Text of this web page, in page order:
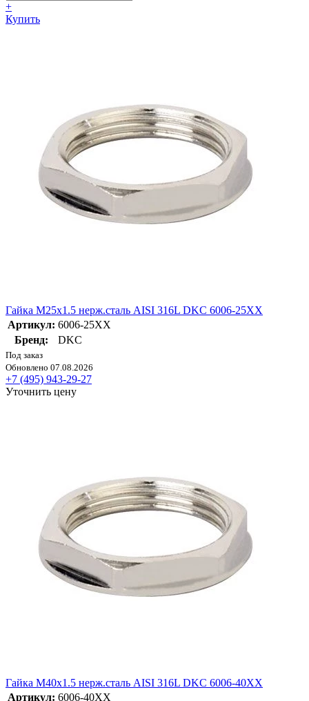
+
Купить
Гайка M25х1.5 нерж.сталь AISI 316L DKC 6006-25XX
Артикул: 6006-25XX
Бренд:
DKC
Под заказ
Обновлено 07.08.2026
+7 (495) 943-29-27
Уточнить цену
Гайка M40х1.5 нерж.сталь AISI 316L DKC 6006-40XX
Артикул: 6006-40XX